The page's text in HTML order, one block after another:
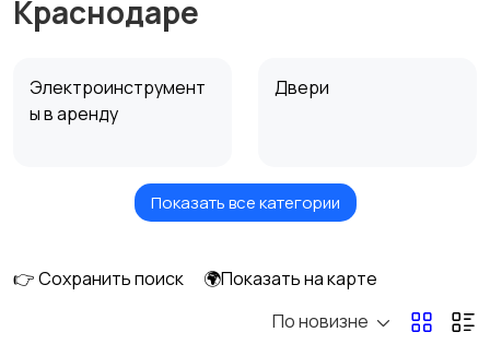
Краснодаре
Электроинструмент
ы в аренду
Двери
Измерительные
Окна
Показать все категории
👉 Сохранить поиск
🌍Показать на карте
По новизне